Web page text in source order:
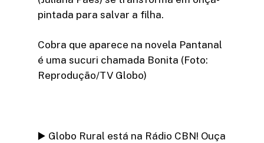
pintada para salvar a filha.
Cobra que aparece na novela Pantanal
é uma sucuri chamada Bonita (Foto:
Reprodução/TV Globo)
▶️ Globo Rural está na Rádio CBN! Ouça